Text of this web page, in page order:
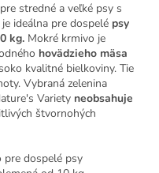
stredné a veľké psy s
ideálna pre dospelé psy
kg. Mokré krmivo je
hovädzieho mäsa
kvalitné bielkoviny. Tie
Vybraná zelenina
Variety neobsahuje
štvornohých
dospelé psy